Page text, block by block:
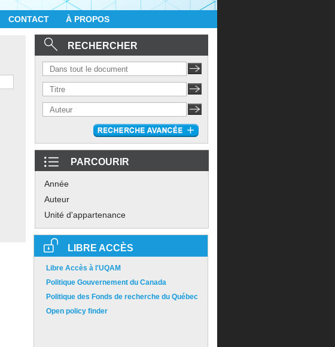
CONTACT À PROPOS
RECHERCHER
PARCOURIR
Année
Auteur
Unité d'appartenance
LIBRE ACCÈS
Libre Accès à l'UQAM
Politique Gouvernement du Canada
Politique des Fonds de recherche du Québec
Open policy finder